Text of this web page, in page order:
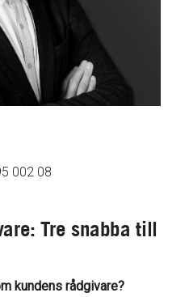
002 08
Tre snabba till
kundens rådgivare?